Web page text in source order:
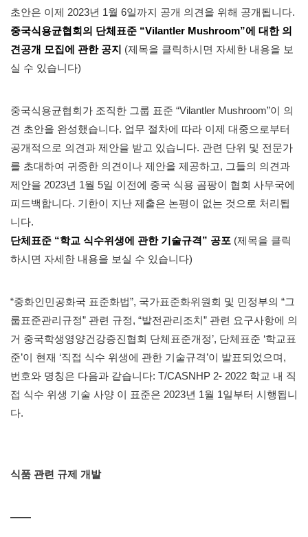
초안은 이제 2023년 1월 6일까지 공개 의견을 위해 공개됩니다.
중국식용균협회의 단체표준 “Vilantler Mushroom”에 대한 의
견공개 모집에 관한 공지 (제목을 클릭하시면 자세한 내용을 보
실 수 있습니다)
중국식용균협회가 조직한 그룹 표준 “Vilantler Mushroom”이 의
견 초안을 완성했습니다. 업무 절차에 따라 이제 대중으로부터
공개적으로 의견과 제안을 받고 있습니다. 관련 단위 및 전문가
를 초대하여 귀중한 의견이나 제안을 제공하고, 그들의 의견과
제안을 2023년 1월 5일 이전에 중국 식용 곰팡이 협회 사무국에
피드백합니다. 기한이 지난 제출은 논평이 없는 것으로 처리됩
니다.
단체표준 “학교 식수위생에 관한 기술규격” 공포 (제목을 클릭
하시면 자세한 내용을 보실 수 있습니다)
“중화인민공화국 표준화법”, 국가표준화위원회 및 민정부의 “그
룹표준관리규정” 관련 규정, “발전관리조치” 관련 요구사항에 의
거 중국학생영양건강증진협회 단체표준개정’, 단체표준 ‘학교표
준’이 현재 ‘직접 식수 위생에 관한 기술규격’이 발표되었으며,
번호와 명칭은 다음과 같습니다: T/CASNHP 2- 2022 학교 내 직
접 식수 위생 기술 사양 이 표준은 2023년 1월 1일부터 시행됩니
다.
식품 관련 규제 개발
——